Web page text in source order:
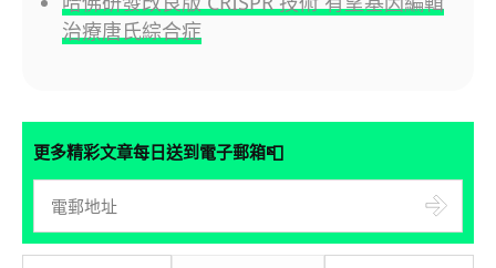
治療唐氏綜合症
更多精彩文章每日送到電子郵箱📮